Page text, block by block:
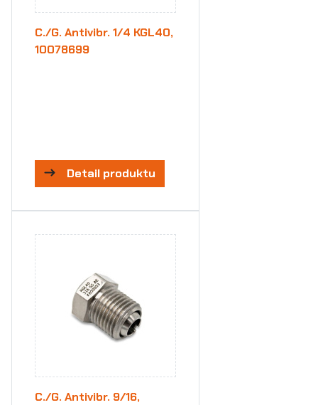
C./G. Antivibr. 1/4 KGL40,
10078699
Detail produktu
C./G. Antivibr. 9/16,